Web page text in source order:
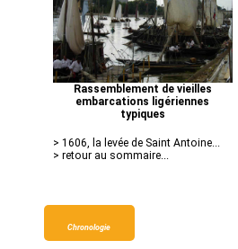
Rassemblement de vieilles
embarcations ligériennes
typiques
> 1606, la levée de Saint Antoine...
> retour au sommaire...
Chronologie